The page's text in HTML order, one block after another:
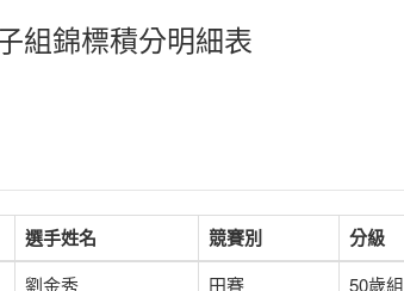
組錦標積分明細表
選手姓名 競賽別 分級
劉金秀 田賽 50歲組